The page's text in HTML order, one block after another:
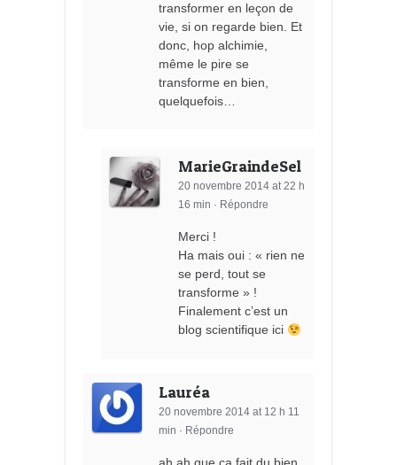
transformer en leçon de
vie, si on regarde bien. Et
donc, hop alchimie,
même le pire se
transforme en bien,
quelquefois…
MarieGraindeSel
20 novembre 2014 at 22 h
16 min · Répondre
Merci !
Ha mais oui : « rien ne
se perd, tout se
transforme » !
Finalement c’est un
blog scientifique ici
Lauréa
20 novembre 2014 at 12 h 11
min · Répondre